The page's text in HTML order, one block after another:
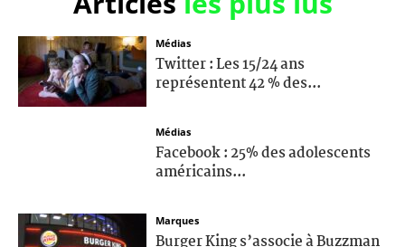
Médias
Twitter : Les 15/24 ans
représentent 42 % des...
Médias
Facebook : 25% des adolescents
américains...
Marques
Burger King s’associe à Buzzman